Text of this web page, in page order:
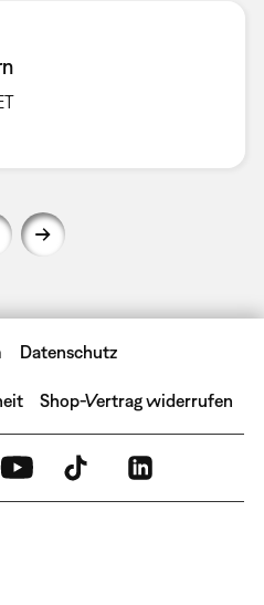
Datenschutz
Shop-Vertrag widerrufen